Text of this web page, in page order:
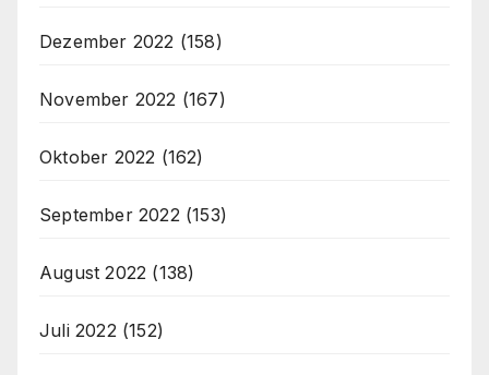
Dezember 2022 (158)
November 2022 (167)
Oktober 2022 (162)
September 2022 (153)
August 2022 (138)
Juli 2022 (152)